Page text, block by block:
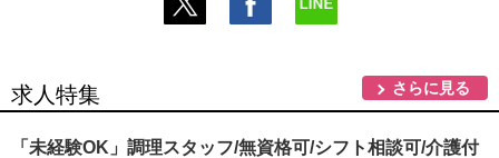
求人特集 さらに見る
「未経験OK」調理スタッフ/無資格可/シフト相談可/介護付